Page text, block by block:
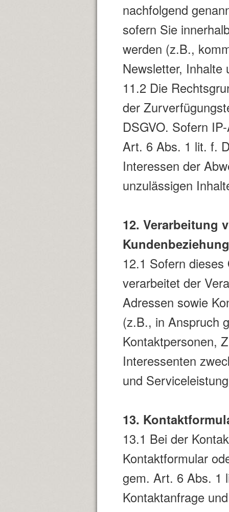
nachfolgend
sofern Sie
werden (z.B.,
Newsletter, Inhalte
11.2 Die
der
DSGVO. Sofern
Art. 6 Abs. 1 lit. f.
Interessen der
unzulässigen
12. Verarbeitung
12.1 Sofern
verarbeitet der
Adressen sowie
(z.B., in Anspruch
Kontaktpersonen,
Interessenten
und
13.
13.1 Bei der
Kontaktformular
gem. Art. 6 Abs. 1
Kontaktanfrage